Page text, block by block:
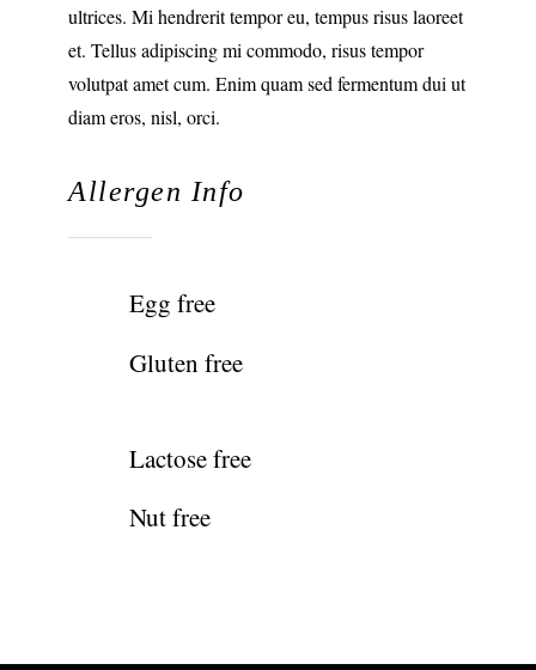
ultrices. Mi hendrerit tempor eu, tempus risus laoreet
et. Tellus adipiscing mi commodo, risus tempor
volutpat amet cum. Enim quam sed fermentum dui ut
diam eros, nisl, orci.
Allergen Info
Egg free
Gluten free
Lactose free
Nut free